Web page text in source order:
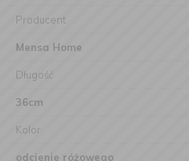
Producent
Mensa Home
Długość
36cm
Kolor
odcienie różowego